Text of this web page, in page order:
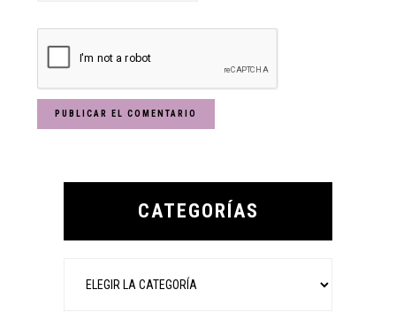
Primary
CATEGORÍAS